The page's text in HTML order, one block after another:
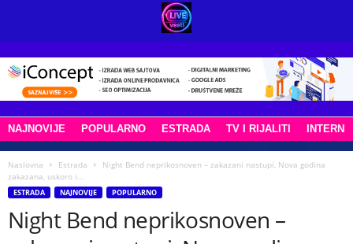
NAJNOVIJE POPULARNO ESTRADA TV I RIJALITI
Naslovna Estrada
Night Bend neprikosnoven – zakazani nastupi, Nova godina
zakazana, uskoro i...
ESTRADA NAJNOVIJE POPULARNO
Night Bend neprikosnoven –